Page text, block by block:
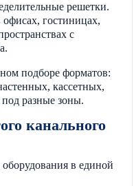
решетки.
гостиницах,
с
подборе форматов:
кассетных,
разные зоны.
канального
в единой